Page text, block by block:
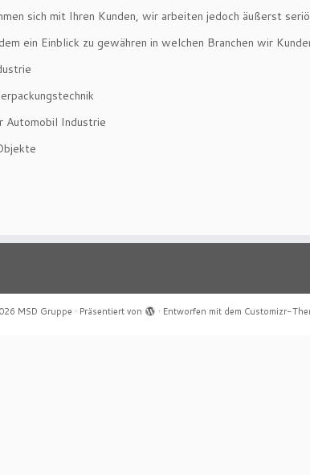
sich mit Ihren Kunden, wir arbeiten jedoch äußerst
ein Einblick zu gewähren in welchen Branchen wir
Automobil Industrie
MSD Gruppe · Präsentiert von · Entworfen mit dem Customizr-